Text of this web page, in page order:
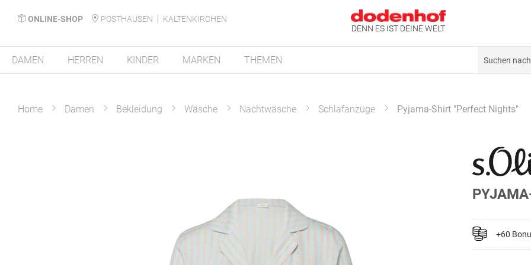
ONLINE-SHOP POSTHAUSEN
KALTENKIRCHEN
DENN ES IST DEINE WELT
DAMEN HERREN KINDER MARKEN THEMEN
Home Damen Bekleidung Wäsche Nachtwäsche Schlafanzüge Pyjama-Shirt "Perfect Nights"
+60